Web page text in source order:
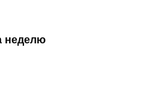
неделю